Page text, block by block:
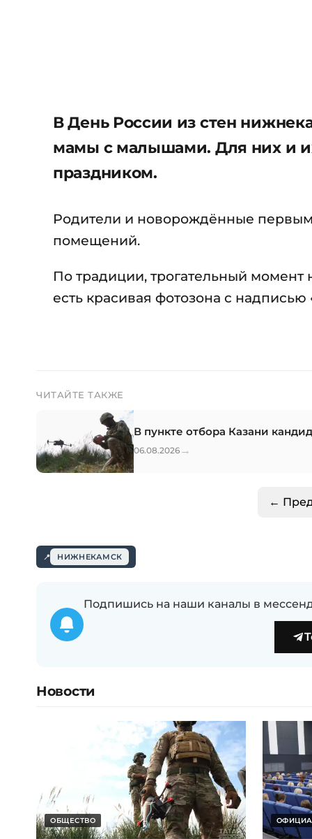
В День России из стен
мамы с малышами. Для них и
праздником.
Родители и новорождённые
помещений.
По традиции, трогательный
есть красивая фотозона с
ЧИТАЙТЕ ТАКЖЕ
В пункте отбора Казани
06.08.2026 →
←
НИЖНЕКАМСК
Подпишись на наши каналы в
Новости
ОБЩЕСТВО